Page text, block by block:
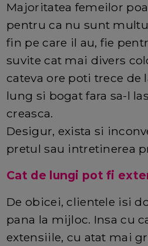
Majoritatea femeilor
pentru ca nu sunt
fin pe care il au, fie
suvite cat mai divers
cateva ore poti trece de
lung si bogat fara sa-l
creasca.
Desigur, exista si
pretul sau intretinerea
Cat de lungi pot fi
De obicei, clientele isi
pana la mijloc. Insa cu
extensiile, cu atat mai